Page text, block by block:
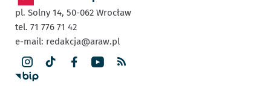
pl. Solny 14, 50-062 Wrocław
tel. 71 776 71 42
e-mail: redakcja@araw.pl